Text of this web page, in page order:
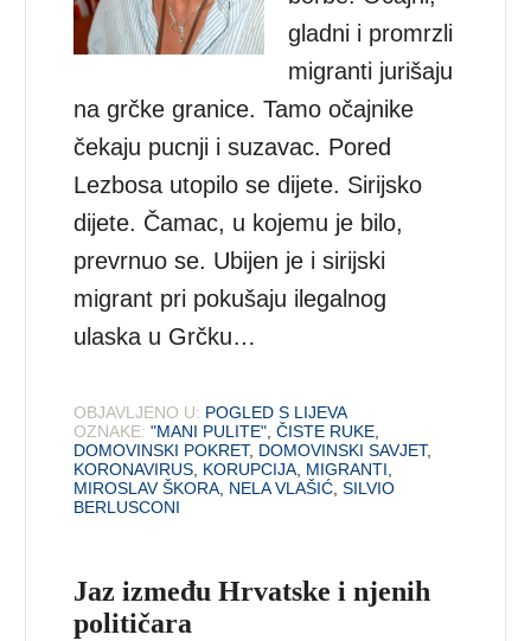
gladni i promrzli
migranti jurišaju
na grčke granice. Tamo očajnike
čekaju pucnji i suzavac. Pored
Lezbosa utopilo se dijete. Sirijsko
dijete. Čamac, u kojemu je bilo,
prevrnuo se. Ubijen je i sirijski
migrant pri pokušaju ilegalnog
ulaska u Grčku…
OBJAVLJENO U: POGLED S LIJEVA
OZNAKE: "MANI PULITE" ,ČISTE RUKE
DOMOVINSKI POKRET, DOMOVINSKI SAVJET,
KORONAVIRUS KORUPCIJA MIGRANTI
MIROSLAV ŠKORA NELA VLAŠIĆ ,SILVIO
BERLUSCONI
Jaz između Hrvatske i njenih
političara